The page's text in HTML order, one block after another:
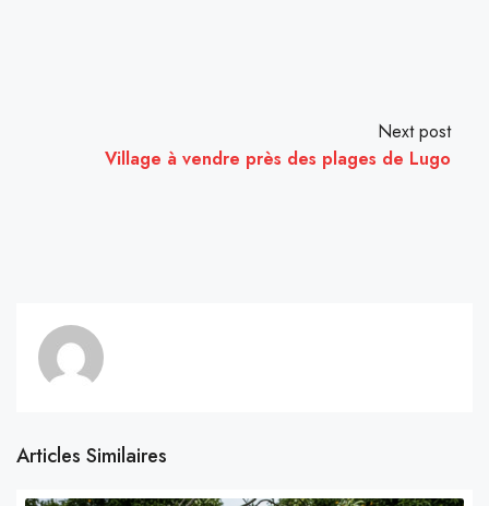
Next post
Village à vendre près des plages de Lugo
Articles Similaires